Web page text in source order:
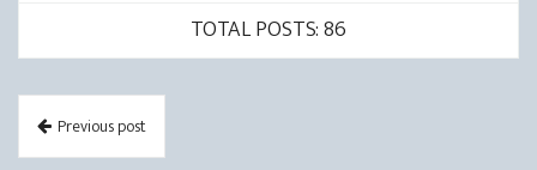
TOTAL POSTS: 86
Previous post